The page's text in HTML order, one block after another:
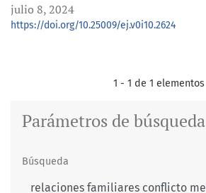
julio 8, 2024
https://doi.org/10.25009/ej.v0i10.2624
1 - 1 de 1 elementos
Parámetros de búsqueda
Búsqueda